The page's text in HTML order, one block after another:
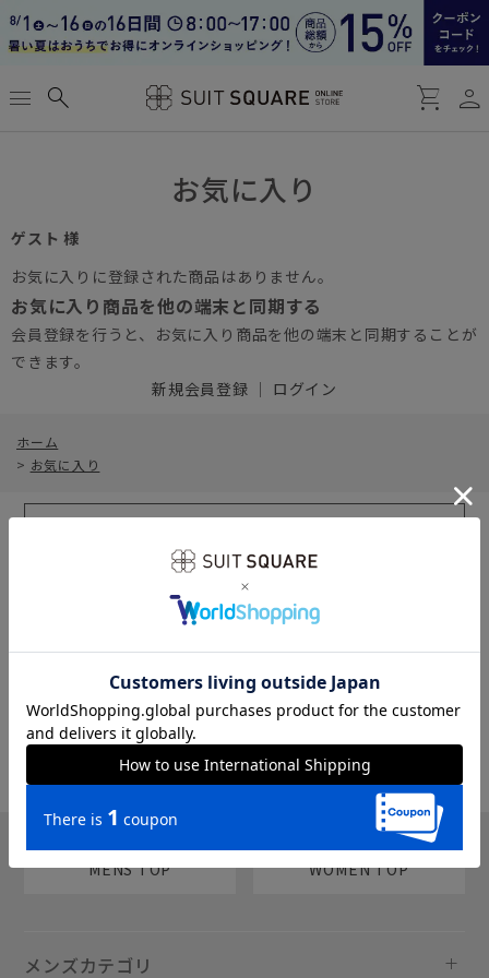
menu search shopping_cart person
お気に入り
ゲスト 様
お気に入りに登録された商品はありません。
お気に入り商品を他の端末と同期する
会員登録を行うと、お気に入り商品を他の端末と同期することが
できます。
新規会員登録 ｜ ログイン
ホーム
> お気に入り
sms
MENS TOP WOMEN TOP
メンズカテゴリ